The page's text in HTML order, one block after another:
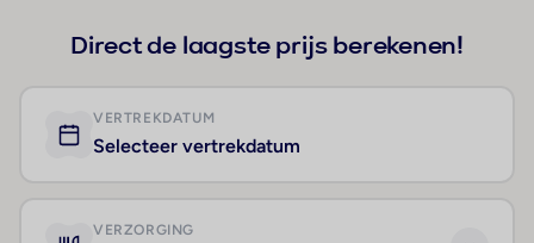
Direct de laagste prijs berekenen!
VERTREKDATUM
Selecteer vertrekdatum
VERZORGING